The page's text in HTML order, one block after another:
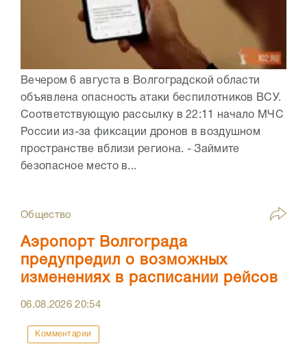
Вечером 6 августа в Волгоградской области
объявлена опасность атаки беспилотников ВСУ.
Соответствующую рассылку в 22:11 начало МЧС
России из-за фиксации дронов в воздушном
пространстве вблизи региона. - Займите
безопасное место в...
Общество
Аэропорт Волгограда
предупредил о возможных
изменениях в расписании рейсов
06.08.202620:54
Комментарии